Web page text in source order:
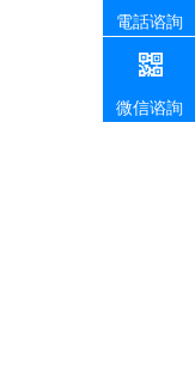
電話谘詢
微信谘詢